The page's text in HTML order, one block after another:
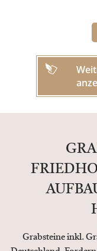
Grabsteine inkl.